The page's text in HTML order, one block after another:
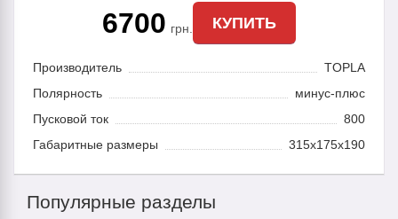
6700 грн. КУПИТЬ
Производитель
TOPLA
Полярность
минус-плюс
Пусковой ток
800
Габаритные размеры
315x175x190
Популярные разделы